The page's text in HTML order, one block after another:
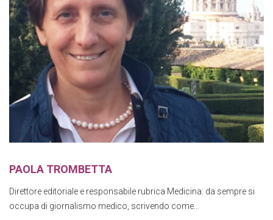
PAOLA TROMBETTA
Direttore editoriale e responsabile rubrica Medicina: da sempre si
occupa di giornalismo medico, scrivendo come...